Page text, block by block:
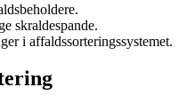
skraldespande.
i affaldssorteringssystemet.